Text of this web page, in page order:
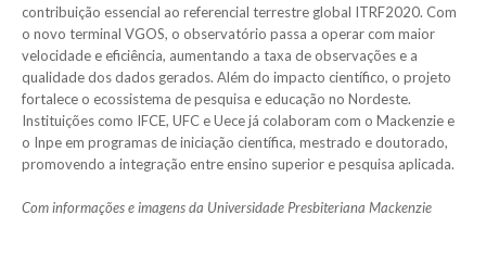
contribuição essencial ao referencial terrestre global ITRF2020. Com
o novo terminal VGOS, o observatório passa a operar com maior
velocidade e eficiência, aumentando a taxa de observações e a
qualidade dos dados gerados. Além do impacto científico, o projeto
fortalece o ecossistema de pesquisa e educação no Nordeste.
Instituições como IFCE, UFC e Uece já colaboram com o Mackenzie e
o Inpe em programas de iniciação científica, mestrado e doutorado,
promovendo a integração entre ensino superior e pesquisa aplicada.
Com informações e imagens da Universidade Presbiteriana Mackenzie